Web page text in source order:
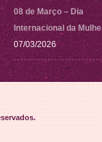
08 de Março – Dia
Internacional da
07/03/2026